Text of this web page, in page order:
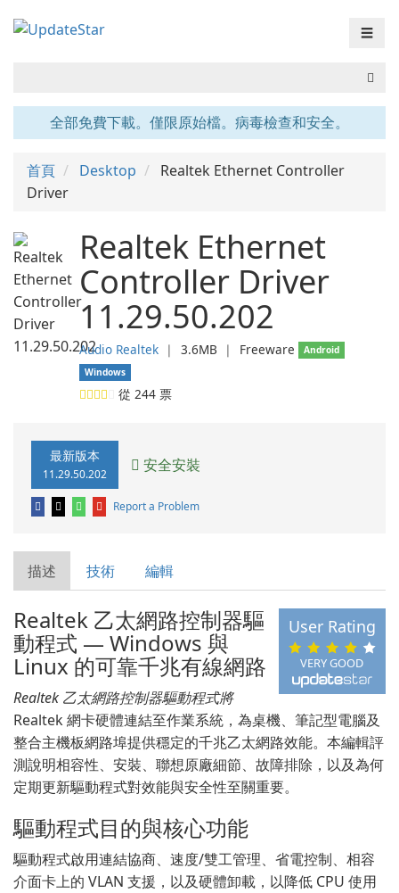
☰
全部免費下載。僅限原始檔。病毒檢查和安全。
首頁 Desktop
Realtek Ethernet Controller
Driver
Realtek Ethernet
Controller Driver
11.29.50.202
Audio Realtek ❘ 3.6MB ❘ Freeware
Android
Windows
從 244 票
最新版本
11.29.50.202 安全安裝
Report a Problem
描述 技術 編輯
VERY GOOD
User Rating
Realtek 乙太網路控制器驅
動程式 — Windows 與
Linux 的可靠千兆有線網路
Realtek 乙太網路控制器驅動程式將
Realtek 網卡硬體連結至作業系統，為桌機、筆記型電腦及
整合主機板網路埠提供穩定的千兆乙太網路效能。本編輯評
測說明相容性、安裝、聯想原廠細節、故障排除，以及為何
定期更新驅動程式對效能與安全性至關重要。
驅動程式目的與核心功能
驅動程式啟用連結協商、速度/雙工管理、省電控制、相容
介面卡上的 VLAN 支援，以及硬體卸載，以降低 CPU 使用